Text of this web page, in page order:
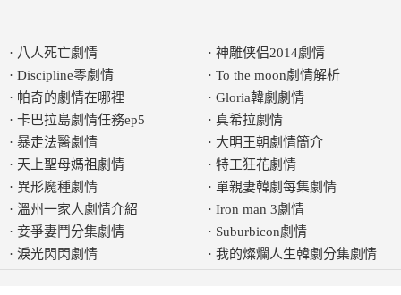
· 八人死亡劇情
· Discipline零劇情
· 帕奇的劇情在哪裡
· 卡巴拉島劇情任務ep5
· 暴走法醫劇情
· 天上聖母媽祖劇情
· 異形魔種劇情
· 溫州一家人劇情介紹
· 妾爭妻鬥分集劇情
· 淚光閃閃劇情
· 神雕侠侣2014劇情
· To the moon劇情解析
· Gloria韓劇劇情
· 真希拉劇情
· 大明王朝劇情簡介
· 特工狂花劇情
· 單親妻韓劇每集劇情
· Iron man 3劇情
· Suburbicon劇情
· 我的燦爛人生韓劇分集劇情